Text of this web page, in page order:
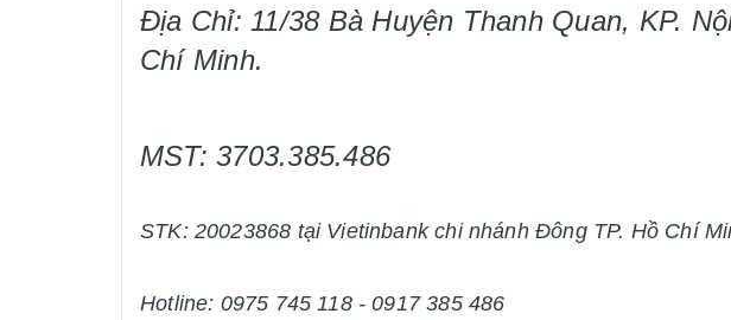
Địa Chỉ: 11/38 Bà Huyện Thanh Quan, KP.
Chí Minh.
MST: 3703.385.486
STK: 20023868 tại Vietinbank chi nhánh Đông TP. Hồ Chí
Hotline: 0975 745 118 - 0917 385 486